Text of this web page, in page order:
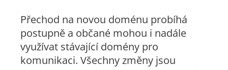
Přechod na novou doménu probíhá
postupně a občané mohou i nadále
využívat stávající domény pro
komunikaci. Všechny změny jsou